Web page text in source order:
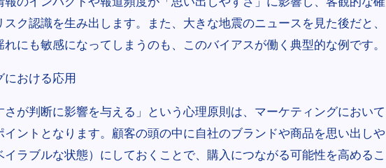
ク認識を生み出します。また、大きな地震のニュースを見た後だと、
にも敏感になってしまうのも、このバイアスが働く典型的な例です。
おける応用
が判断に影響を与える」という心理原則は、マーケティングにおいて
イントとなります。顧客の頭の中に自社のブランドや商品を思い出しや
ラブルな状態）にしておくことで、購入につながる可能性を高めるこ